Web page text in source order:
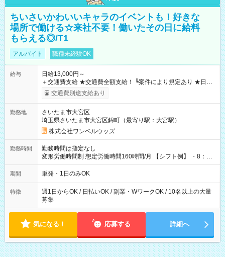
ちいさいかわいいキャラのイベントも！好きな
場所で働ける☆来社不要！働いたその日に給料
もらえる◎/T1
アルバイト 職種未経験OK
給与
日給13,000円～
＋交通費支給 ★交通費全額支給！ ┗案件により規定あり ★日払
いOK！（規定あり） ┗働いたその日に現金GET♪ お仕事後はコ
ンビニATMから 日払い分を引き落とせます！ 【試用期間】試
交通費別途支給あり
勤務地
さいたま市大宮区
埼玉県さいたま市大宮区錦町（最寄り駅：大宮駅）
株式会社ワンベルウッズ
勤務時間
勤務時間は指定なし
変形労働時間制 想定労働時間160時間/月 【シフト例】 ・8：00
～21：00
期間 単発・1日のみOK
特徴
週1日からOK / 日払いOK / 副業・WワークOK / 10名以上の大量
募集
気になる！ 応募する 詳細へ